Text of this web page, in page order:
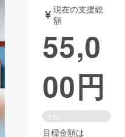
音楽
ト ゲーム・
書籍・雑誌
チャレンジ
現在の支援総
額
55,0
00円
1%
目標金額は